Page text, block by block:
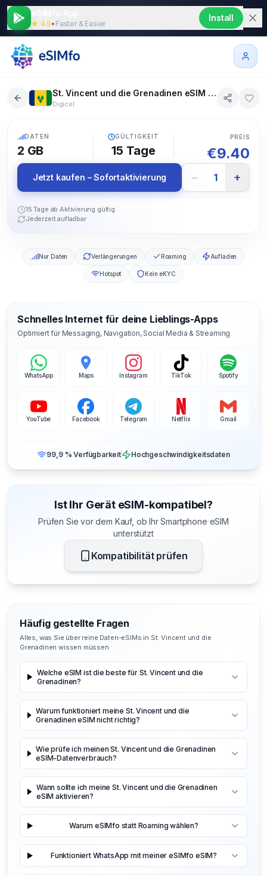
★ 4.9• Faster & Easier
Install
St. Vincent und die Grenadinen eSIM 2 GB 15 Tage
Digicel
DATEN
2 GB
GÜLTIGKEIT
15 Tage
PREIS
€9.40
Jetzt kaufen – Sofortaktivierung − 1 +
15 Tage ab Aktivierung gültig
Jederzeit aufladbar
Nur Daten Verlängerungen Roaming Aufladen
Hotspot Kein eKYC
Schnelles Internet für deine Lieblings-Apps
Optimiert für Messaging, Navigation, Social Media & Streaming
WhatsApp Maps Instagram TikTok Spotify
YouTube Facebook Telegram Netflix Gmail
99,9 % Verfügbarkeit Hochgeschwindigkeitsdaten
Ist Ihr Gerät eSIM-kompatibel?
Prüfen Sie vor dem Kauf, ob Ihr Smartphone eSIM
unterstützt
Kompatibilität prüfen
Häufig gestellte Fragen
Alles, was Sie über reine Daten-eSIMs in St. Vincent und die
Grenadinen wissen müssen
Welche eSIM ist die beste für St. Vincent und die
Grenadinen?
Warum funktioniert meine St. Vincent und die
Grenadinen eSIM nicht richtig?
Wie prüfe ich meinen St. Vincent und die Grenadinen
eSIM-Datenverbrauch?
Wann sollte ich meine St. Vincent und die Grenadinen
eSIM aktivieren?
Warum eSIMfo statt Roaming wählen?
Funktioniert WhatsApp mit meiner eSIMfo eSIM?